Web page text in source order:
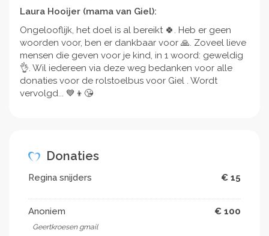
Laura Hooijer (mama van Giel):
Ongelooflijk, het doel is al bereikt 🍀. Heb er geen
woorden voor, ben er dankbaar voor 🙏. Zoveel lieve
mensen die geven voor je kind, in 1 woord: geweldig
👌. Wil iedereen via deze weg bedanken voor alle
donaties voor de rolstoelbus voor Giel . Wordt
vervolgd... 💙👦😘
Donaties
Regina snijders € 15
Anoniem € 100
Geertkroesen gmail